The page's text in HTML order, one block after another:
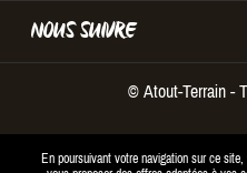
NOUS SUIVRE
En poursuivant votre navigation sur ce
© Atout-Terrain -